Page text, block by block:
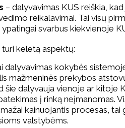
– dalyvavimas KUS reiškia,
reikalavimai. Tai visų
svarbus kiekvienoje
keletą aspektų:
dalyvavimas kokybės
mažmeninės prekybos
šie dalyvauja vienoje ar kitoje
į rinką neįmanomas.
kainuojantis procesas, tai
valstybėms.